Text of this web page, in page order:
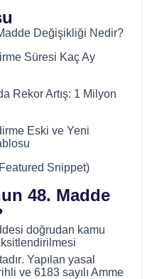
Değişikliği Nedir?
Süresi Kaç Ay
Rekor Artış: 1 Milyon
Eski ve Yeni
Snippet)
48. Madde
doğrudan kamu
. Yapılan yasal
ve 6183 sayılı Amme